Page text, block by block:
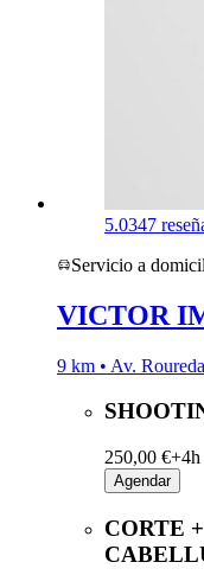
5.0347
Servicio a
VICTOR
9 km • Av.
250,00 €+4h
Agendar
CORTE